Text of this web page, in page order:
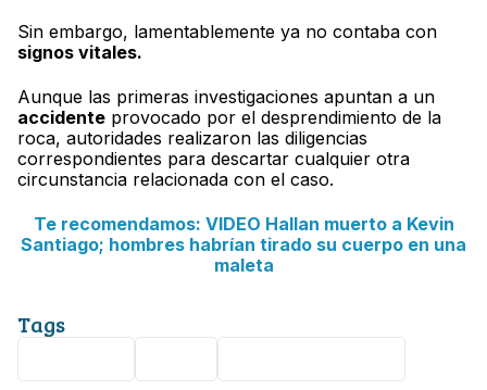
Sin embargo, lamentablemente ya no contaba con
signos vitales.
Aunque las primeras investigaciones apuntan a un
accidente provocado por el desprendimiento de la
roca, autoridades realizaron las diligencias
correspondientes para descartar cualquier otra
circunstancia relacionada con el caso.
Te recomendamos: VIDEO Hallan muerto a Kevin
Santiago; hombres habrían tirado su cuerpo en una
maleta
Tags